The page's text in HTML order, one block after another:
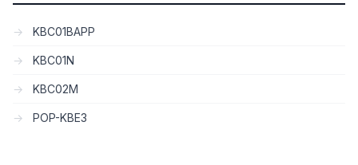
KBC01BAPP
KBC01N
KBC02M
POP-KBE3